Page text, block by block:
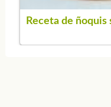
Receta de ñoquis